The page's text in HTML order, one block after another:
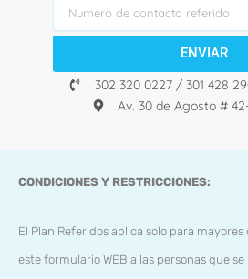
ENVIAR
302 320 0227 / 301 428
Av. 30 de Agosto #
CONDICIONES Y RESTRICCIONES:
El Plan Referidos aplica solo para
este formulario WEB a las personas que